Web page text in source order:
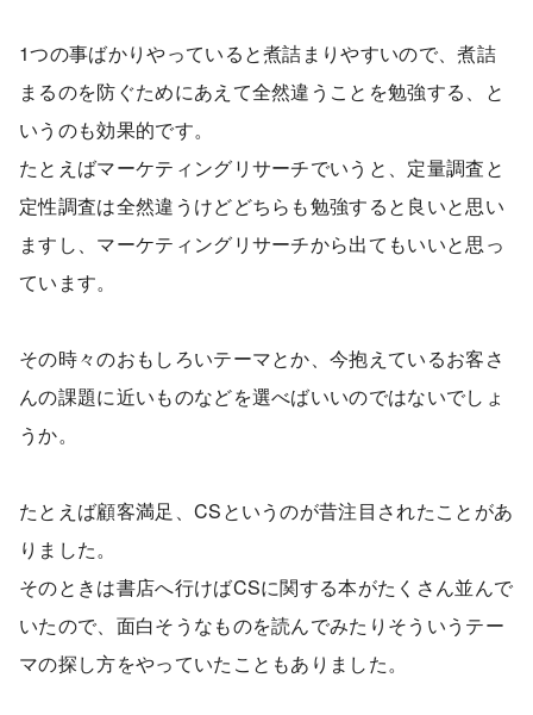
1つの事ばかりやっていると煮詰まりやすいので、煮詰
まるのを防ぐためにあえて全然違うことを勉強する、と
いうのも効果的です。
たとえばマーケティングリサーチでいうと、定量調査と
定性調査は全然違うけどどちらも勉強すると良いと思い
ますし、マーケティングリサーチから出てもいいと思っ
ています。
その時々のおもしろいテーマとか、今抱えているお客さ
んの課題に近いものなどを選べばいいのではないでしょ
うか。
たとえば顧客満足、CSというのが昔注目されたことがあ
りました。
そのときは書店へ行けばCSに関する本がたくさん並んで
いたので、面白そうなものを読んでみたりそういうテー
マの探し方をやっていたこともありました。